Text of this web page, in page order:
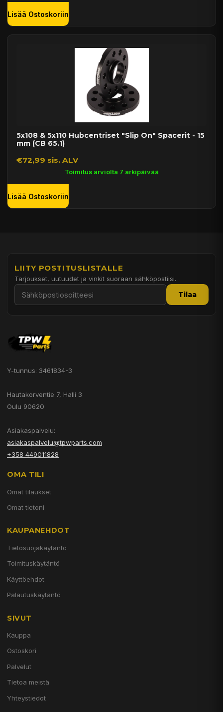
Lisää Ostoskoriin
5x108 & 5x110 Hubcentriset "Slip On" Spacerit - 15
mm (CB 65.1)
€72,99 sis. ALV
Toimitus arviolta 7 arkipäivää
Lisää Ostoskoriin
LIITY POSTITUSLISTALLE
Tarjoukset, uutuudet ja vinkit suoraan sähköpostiisi.
Tilaa
Y-tunnus: 3461834-3
Hautakorventie 7, Halli 3
Oulu 90620
Asiakaspalvelu:
asiakaspalvelu@tpwparts.com
+358 449011828
OMA TILI
Omat tilaukset
Omat tietoni
KAUPANEHDOT
Tietosuojakäytäntö
Toimituskäytäntö
Käyttöehdot
Palautuskäytäntö
SIVUT
Kauppa
Ostoskori
Palvelut
Tietoa meistä
Yhteystiedot